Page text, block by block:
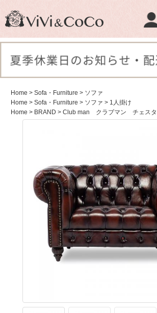
Home > Sofa・Furniture > ソファ
Home > Sofa・Furniture > ソファ > 1人掛け
Home > BRAND > Club man クラブマン チェスタ
商品検索：